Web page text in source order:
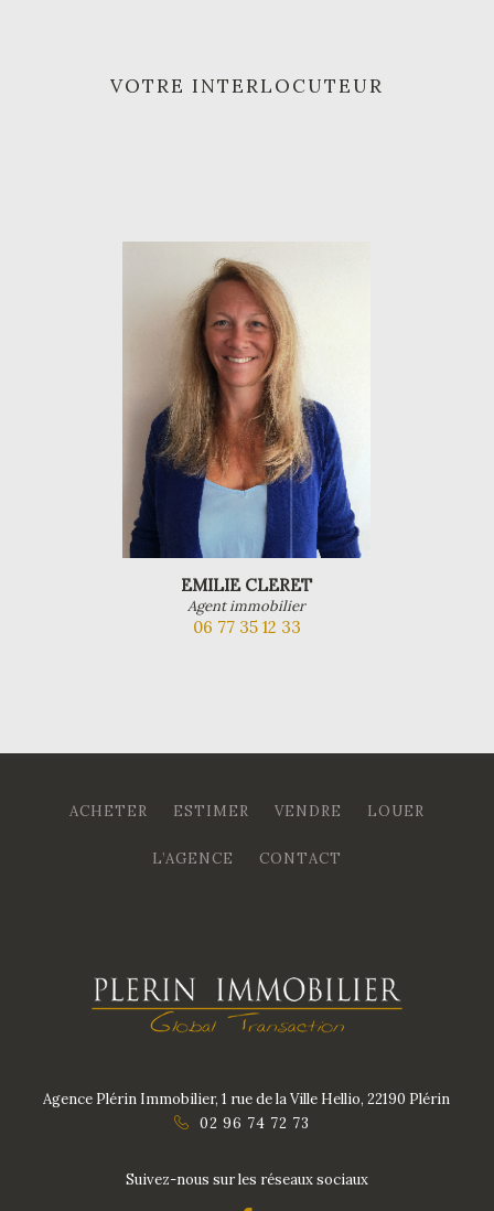
VOTRE INTERLOCUTEUR
EMILIE CLERET
Agent immobilier
06 77 35 12 33
ACHETER ESTIMER VENDRE LOUER
L’AGENCE CONTACT
Agence Plérin Immobilier, 1 rue de la Ville Hellio, 22190 Plérin
02 96 74 72 73
Suivez-nous sur les réseaux sociaux